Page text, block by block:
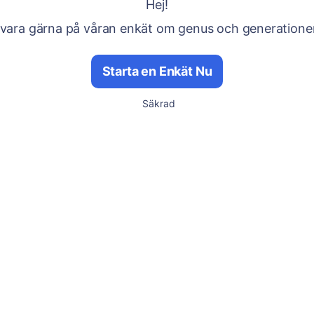
Hej!
gärna på våran enkät om genus och
Starta en Enkät Nu
Säkrad